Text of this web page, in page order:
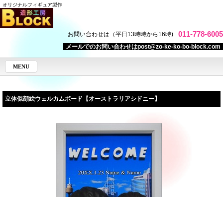
オリジナルフィギュア製作
お問い合わせは（平日13時時から16時) 011-778-6005
メールでのお問い合わせはpost@zo-ke-ko-bo-block.com
MENU
立体似顔絵ウェルカムボード【オーストラリアシドニー】